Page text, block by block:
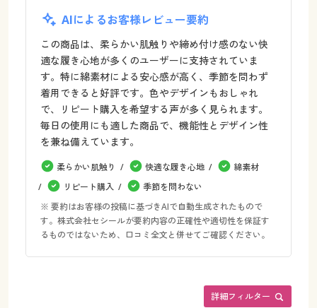
AIによるお客様レビュー要約
この商品は、柔らかい肌触りや締め付け感のない快
適な履き心地が多くのユーザーに支持されていま
す。特に綿素材による安心感が高く、季節を問わず
着用できると好評です。色やデザインもおしゃれ
で、リピート購入を希望する声が多く見られます。
毎日の使用にも適した商品で、機能性とデザイン性
を兼ね備えています。
柔らかい肌触り 快適な履き心地
綿素材
リピート購入
季節を問わない
※ 要約はお客様の投稿に基づきAIで自動生成されたもので
す。株式会社セシールが要約内容の正確性や適切性を保証す
るものではないため、口コミ全文と併せてご確認ください。
詳細フィルター